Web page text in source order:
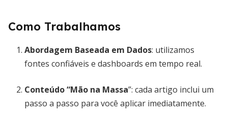
Como Trabalhamos
Abordagem Baseada em Dados: utilizamos
fontes confiáveis e dashboards em tempo real.
Conteúdo “Mão na Massa”: cada artigo inclui um
passo a passo para você aplicar imediatamente.